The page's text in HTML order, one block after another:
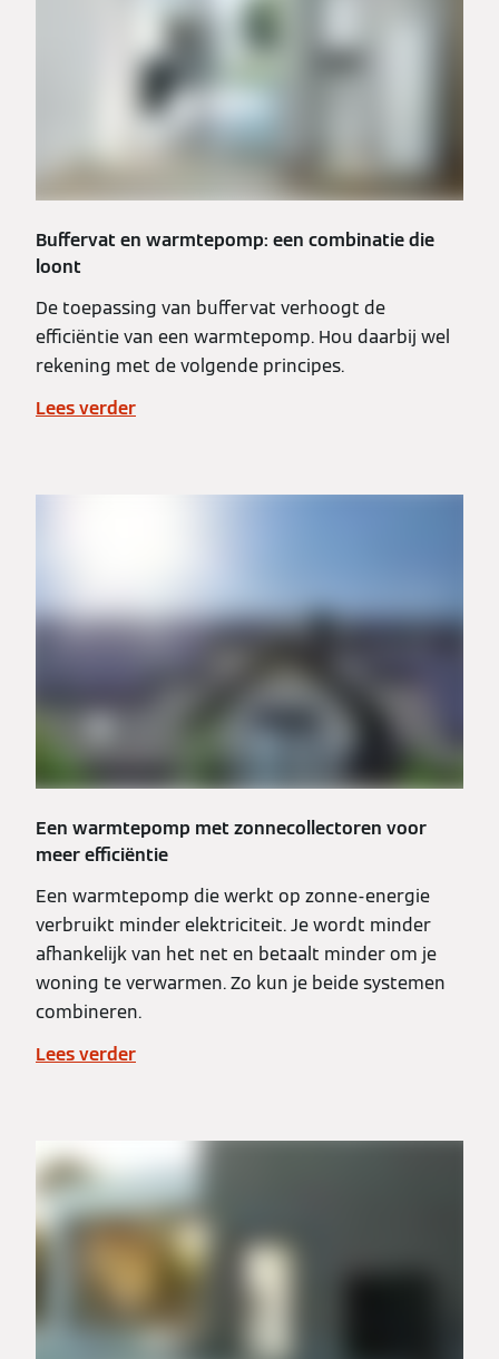
Buffervat en warmtepomp: een combinatie die
loont
De toepassing van buffervat verhoogt de
efficiëntie van een warmtepomp. Hou daarbij wel
rekening met de volgende principes.
Lees verder
Een warmtepomp met zonnecollectoren voor
meer efficiëntie
Een warmtepomp die werkt op zonne-energie
verbruikt minder elektriciteit. Je wordt minder
afhankelijk van het net en betaalt minder om je
woning te verwarmen. Zo kun je beide systemen
combineren.
Lees verder